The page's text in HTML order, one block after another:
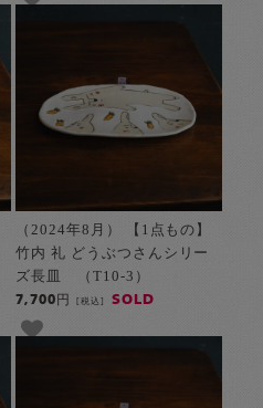
（2024年8月） 【1点もの】
竹内 礼 どうぶつさんシリー
ズ長皿 （T10-3）
7,700円 [税込] SOLD